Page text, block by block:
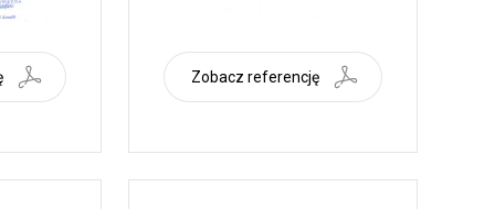
Zobacz referencję